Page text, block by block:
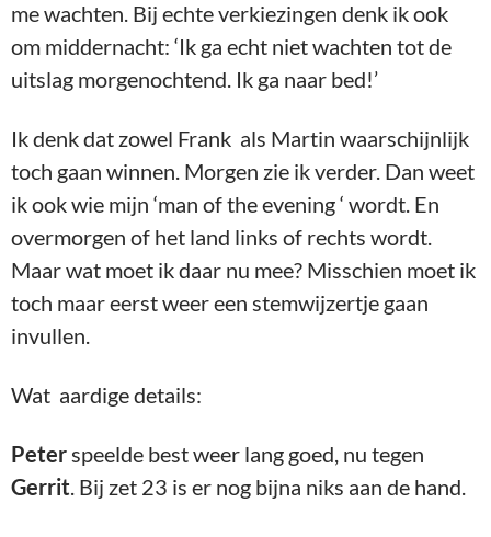
me wachten. Bij echte verkiezingen denk ik ook
om middernacht: ‘Ik ga echt niet wachten tot de
uitslag morgenochtend. Ik ga naar bed!’
Ik denk dat zowel Frank als Martin waarschijnlijk
toch gaan winnen. Morgen zie ik verder. Dan weet
ik ook wie mijn ‘man of the evening ‘ wordt. En
overmorgen of het land links of rechts wordt.
Maar wat moet ik daar nu mee? Misschien moet ik
toch maar eerst weer een stemwijzertje gaan
invullen.
Wat aardige details:
Peter speelde best weer lang goed, nu tegen
Gerrit . Bij zet 23 is er nog bijna niks aan de hand.